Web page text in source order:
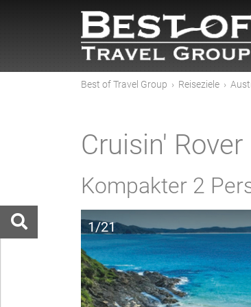
Best of Travel Group › Reiseziele ›
Cruisin' Rover
Kompakter 2
1/21